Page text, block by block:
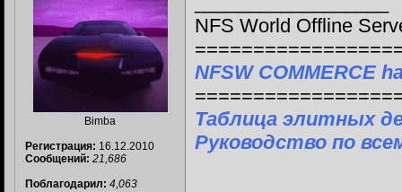
Bimba
Регистрация: 16.12.2010
Сообщений: 21,686
Поблагодарил: 4,063
NFS World Offline
NFSW COMMERCE
Таблица элитных
Руководство по